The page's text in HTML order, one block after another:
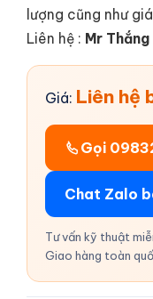
lượng cũng như
Liên hệ : Mr
Giá: Liên hệ
Gọi
Chat Zalo
Tư vấn kỹ thuật
Giao hàng toàn